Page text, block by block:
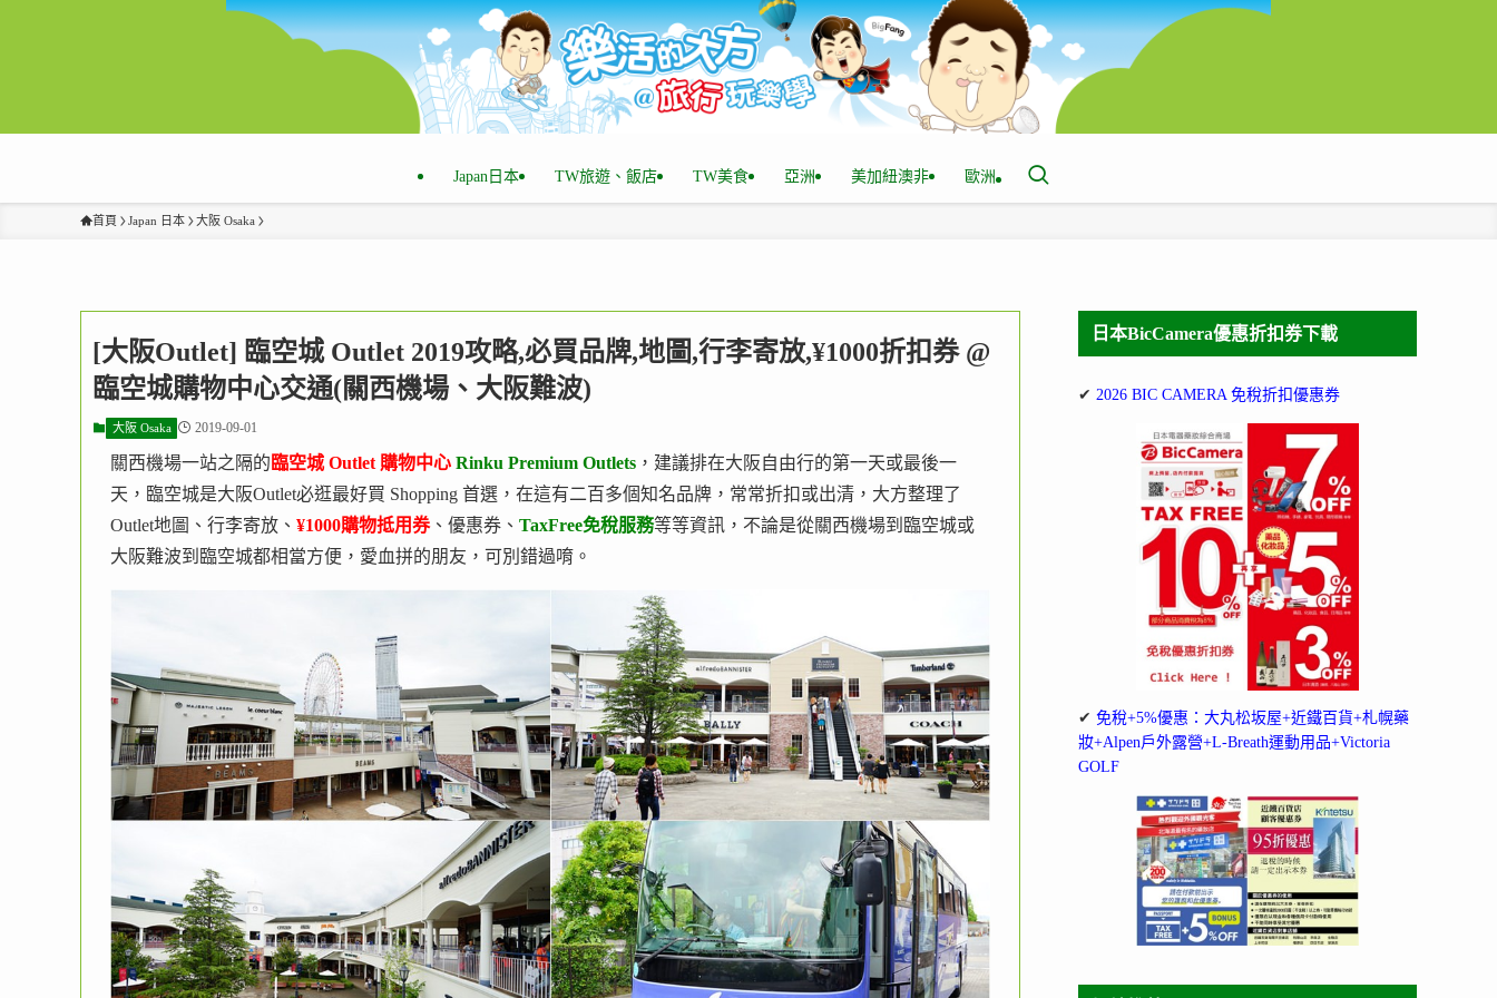
Japan日本 TW旅遊、飯店 TW美食 亞洲 美加紐澳非 歐洲
首頁 Japan 日本 大阪 Osaka
[大阪Outlet] 臨空城 Outlet 2019攻略,必買品牌,地圖,行李寄放,¥1000折扣券 @
臨空城購物中心交通(關西機場、大阪難波)
大阪 Osaka 2019-09-01
關西機場一站之隔的臨空城 Outlet 購物中心 Rinku Premium Outlets ，建議排在大阪自由行的第一天或最後一
天，臨空城是大阪Outlet必逛最好買 Shopping 首選，在這有二百多個知名品牌，常常折扣或出清，大方整理了
Outlet地圖、行李寄放、 ¥1000購物抵用券、優惠券、 TaxFree免稅服務等等資訊，不論是從關西機場到臨空城或
大阪難波到臨空城都相當方便，愛血拼的朋友，可別錯過唷。
日本BicCamera優惠折扣券下載
✔ 2026 BIC CAMERA 免稅折扣優惠券
✔ 免稅+5%優惠：大丸松坂屋+近鐵百貨+札幌藥
妝+Alpen戶外露營+L-Breath運動用品+Victoria
GOLF